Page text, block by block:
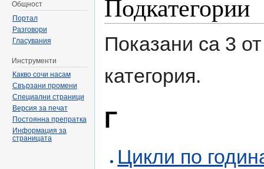
Подкатегории
Показани са 3
категория.
Г
Цикли по
Общност
Портал
Разговори
Гласувания
Инструменти
Какво сочи насам
Свързани промени
Специални страници
Версия за печат
Постоянна препратка
Информация за
страницата